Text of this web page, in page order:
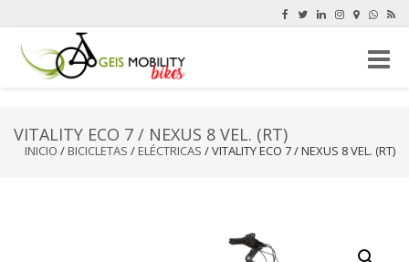
VITALITY ECO 7 / NEXUS 8 VEL. (RT)
INICIO / BICICLETAS / ELÉCTRICAS / VITALITY ECO 7 / NEXUS 8 VEL. (RT)